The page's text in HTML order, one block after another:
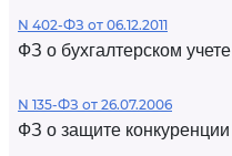
N 402-ФЗ от 06.12.2011
ФЗ о бухгалтерском учете
N 135-ФЗ от 26.07.2006
ФЗ о защите конкуренции